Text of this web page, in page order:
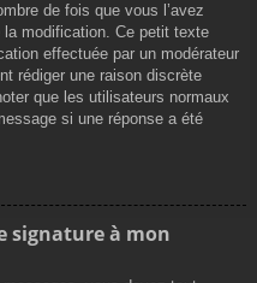
de fois que vous l’avez
la modification. Ce petit texte
effectuée par un modérateur
rédiger une raison discrète
que les utilisateurs normaux
si une réponse a été
signature à mon